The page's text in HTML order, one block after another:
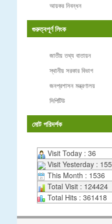
আয়কর নিবন্ধন
গুরুত্বপূর্ণ লিংক
জাতীয় তথ্য বাতায়ন
স্থানীয় সরকার বিভাগ
জনপ্রশাসন মন্ত্রণালয়
সিপিটিউ
মোট পরিদর্শক
Visit Today : 36
Visit Yesterday : 155
This Month : 1536
Total Visit : 124424
Total Hits : 361418